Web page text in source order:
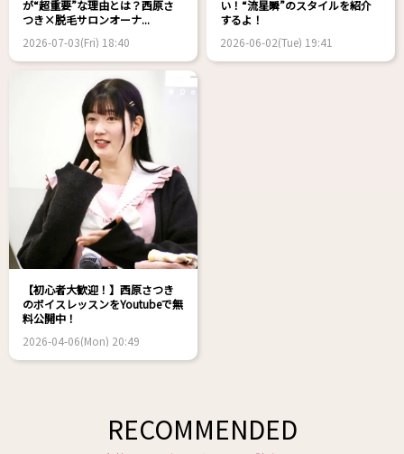
が“超重要”な理由とは？西原さ
つき×脱毛サロンオーナ...
2026-07-03(Fri) 18:40
い！“流星瞬”のスタイルを紹介
するよ！
2026-06-02(Tue) 19:41
【初心者大歓迎！】西原さつき
のボイスレッスンをYoutubeで無
料公開中！
2026-04-06(Mon) 20:49
RECOMMENDED